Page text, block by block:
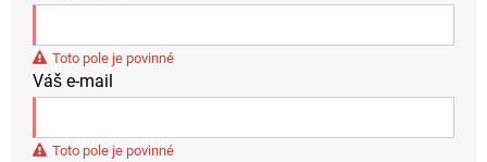
Toto pole je povinné
Váš e-mail
Toto pole je povinné